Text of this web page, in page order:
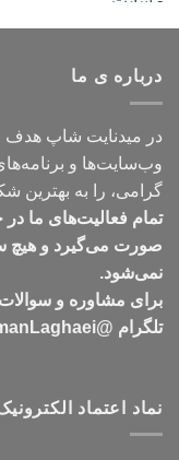
درباره ی ما
در میدنایت شاپ هدف
وب‌سایت‌ها و
گرامی، را به بهترین
تمام فعالیت‌های ما
صورت می‌گیرد و هیچ
نمی‌شود.
برای مشاوره و سوالات
تلگرام @ArmanLaghaei در ارتباط باشید.
نماد اعتماد